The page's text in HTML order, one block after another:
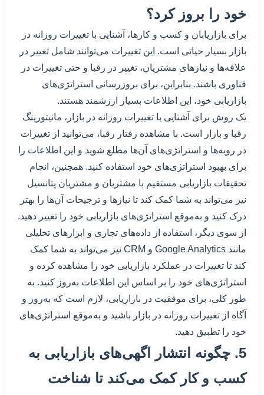
خود را بروز کرد؟
برای بازاریابان و کسب و کارها، آشنایی با تغییرات روزانه در
بازار بسیار حیاتی است. این تغییرات می‌توانند شامل تغییر در
علاقه‌ها و نیازهای مشتریان، تغییر در رقبا و حتی تغییرات در
فناوری باشند. بنابراین، برای بروزرسانی استراتژی‌های
بازاریابی خود، این اطلاعات بسیار ارزشمند هستند.
یک روش برای آشنایی با تغییرات روزانه در بازار، مانیتورینگ
رقبا و بازار است. با مشاهده رفتار رقبا، می‌توانید از تغییرات
در رویه‌ها و استراتژی‌های آن‌ها مطلع شوید و این اطلاعات را
برای بهبود استراتژی‌های خود استفاده کنید. همچنین، انجام
تحقیقات بازاریابی مستقیم با مشتریان و مشتریان پتانسیل
نیز می‌تواند به شما کمک کند تا نیازها و ترجیحات آن‌ها را بهتر
درک کنید و به‌موقع استراتژی‌های بازاریابی خود را تغییر دهید.
از سوی دیگر، استفاده از داده‌های تجاری و ابزارهای تحلیلی
مانند Google Analytics و CRM نیز می‌تواند به شما کمک
کند تا تغییرات در عملکرد بازاریابی خود را مشاهده کرده و
استراتژی‌های خود را بر اساس این اطلاعات به‌روز کنید. به
طور کلی، برای موفقیت در بازاریابی، لازم است که به‌روز و
آگاه از تغییرات روزانه در بازار باشید و به‌موقع استراتژی‌های
خود را تطبیق دهید.
5. چگونه انتشار اگهی‌های بازاریابی به
کسب و کار کمک می‌کند تا شناخت